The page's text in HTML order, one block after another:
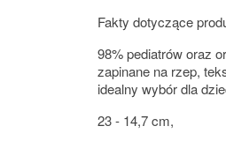
Fakty dotyczące
98% pediatrów oraz
zapinane na rzep,
idealny wybór dla
23 - 14,7 cm,